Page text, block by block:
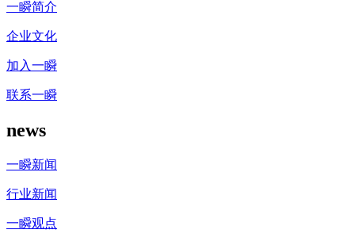
一瞬简介
企业文化
加入一瞬
联系一瞬
news
一瞬新闻
行业新闻
一瞬观点